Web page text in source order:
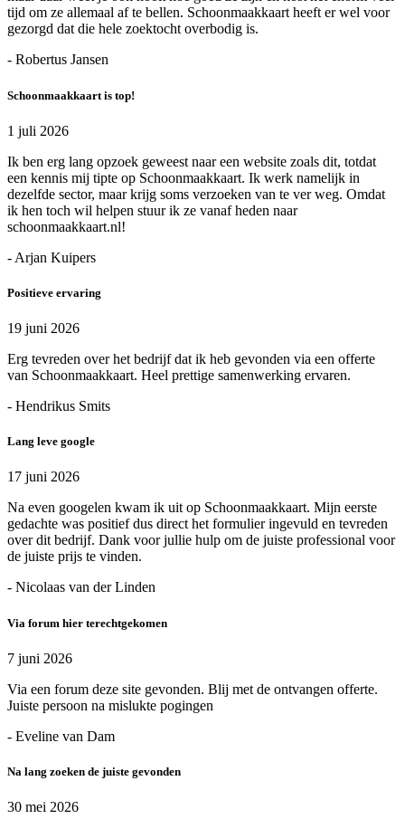
tijd om ze allemaal af te bellen. Schoonmaakkaart heeft er wel voor
gezorgd dat die hele zoektocht overbodig is.
- Robertus Jansen
Schoonmaakkaart is top!
1 juli 2026
Ik ben erg lang opzoek geweest naar een website zoals dit, totdat
een kennis mij tipte op Schoonmaakkaart. Ik werk namelijk in
dezelfde sector, maar krijg soms verzoeken van te ver weg. Omdat
ik hen toch wil helpen stuur ik ze vanaf heden naar
schoonmaakkaart.nl!
- Arjan Kuipers
Positieve ervaring
19 juni 2026
Erg tevreden over het bedrijf dat ik heb gevonden via een offerte
van Schoonmaakkaart. Heel prettige samenwerking ervaren.
- Hendrikus Smits
Lang leve google
17 juni 2026
Na even googelen kwam ik uit op Schoonmaakkaart. Mijn eerste
gedachte was positief dus direct het formulier ingevuld en tevreden
over dit bedrijf. Dank voor jullie hulp om de juiste professional voor
de juiste prijs te vinden.
- Nicolaas van der Linden
Via forum hier terechtgekomen
7 juni 2026
Via een forum deze site gevonden. Blij met de ontvangen offerte.
Juiste persoon na mislukte pogingen
- Eveline van Dam
Na lang zoeken de juiste gevonden
30 mei 2026